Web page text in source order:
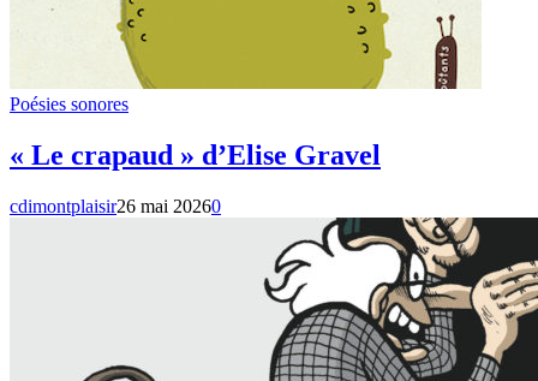
Poésies sonores
« Le crapaud » d’Elise Gravel
cdimontplaisir26 mai 20260